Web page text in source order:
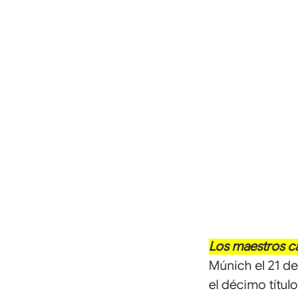
Los maestros
Múnich el 21
el décimo